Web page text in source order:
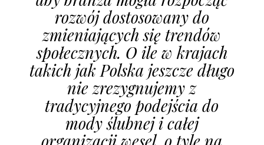
rozwój dostosowany do
zmieniających się trendów
społecznych. O ile w krajach
takich jak Polska jeszcze długo
nie zrezygnujemy z
tradycyjnego podejścia do
mody ślubnej i całej
organizacji wesel, o tyle na